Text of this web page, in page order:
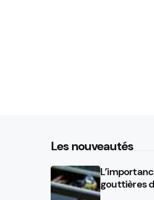
Les nouveautés
gouttières